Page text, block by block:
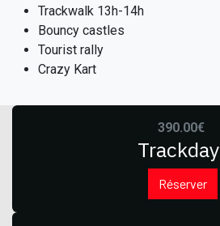
Trackwalk 13h-14h
Bouncy castles
Tourist rally
Crazy Kart
390.00€
Trackday
Réserver